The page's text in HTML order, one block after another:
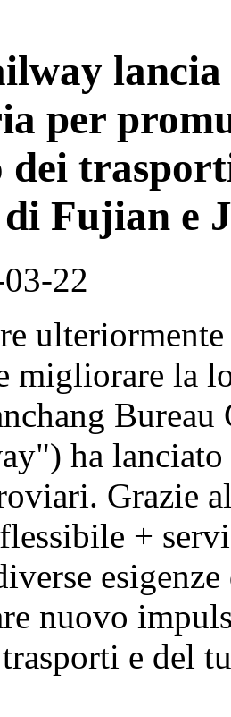
per
Fujian e
22
migliorare la
ha
Grazie
+
nuovo
e del